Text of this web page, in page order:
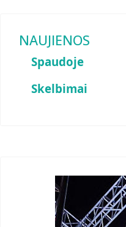
NAUJIENOS
Spaudoje
Skelbimai